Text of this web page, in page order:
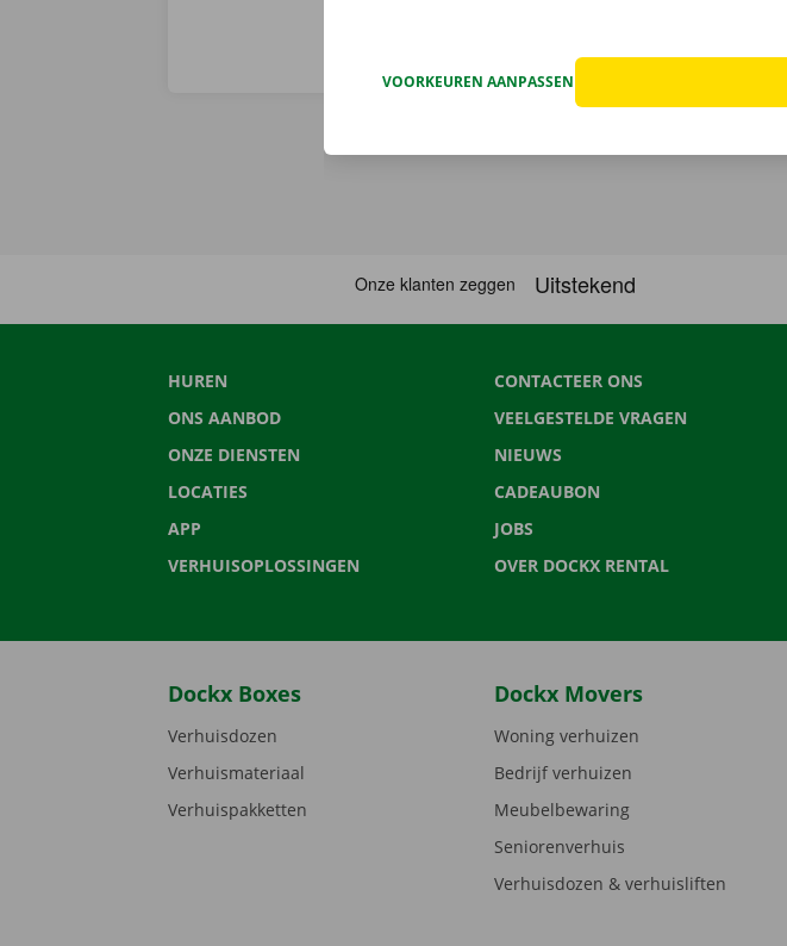
HUREN
ONS AANBOD
ONZE DIENSTEN
LOCATIES
APP
VERHUISOPLOSSINGEN
CONTACTEER ONS
VEELGESTELDE VRAGEN
NIEUWS
CADEAUBON
JOBS
OVER DOCKX RENTAL
Dockx Boxes
Verhuisdozen
Verhuismateriaal
Verhuispakketten
Dockx Movers
Woning verhuizen
Bedrijf verhuizen
Meubelbewaring
Seniorenverhuis
Verhuisdozen & verhuisliften
VOORKEUREN AANPASSEN